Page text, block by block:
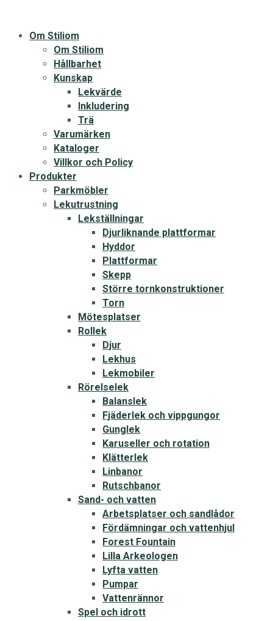
Om Stiliom
Om Stiliom
Hållbarhet
Kunskap
Lekvärde
Inkludering
Trä
Varumärken
Kataloger
Villkor och Policy
Produkter
Parkmöbler
Lekutrustning
Lekställningar
Djurliknande plattformar
Hyddor
Plattformar
Skepp
Större tornkonstruktioner
Torn
Mötesplatser
Rollek
Djur
Lekhus
Lekmobiler
Rörelselek
Balanslek
Fjäderlek och vippgungor
Gunglek
Karuseller och rotation
Klätterlek
Linbanor
Rutschbanor
Sand- och vatten
Arbetsplatser och sandlådor
Fördämningar och vattenhjul
Forest Fountain
Lilla Arkeologen
Lyfta vatten
Pumpar
Vattenrännor
Spel och idrott